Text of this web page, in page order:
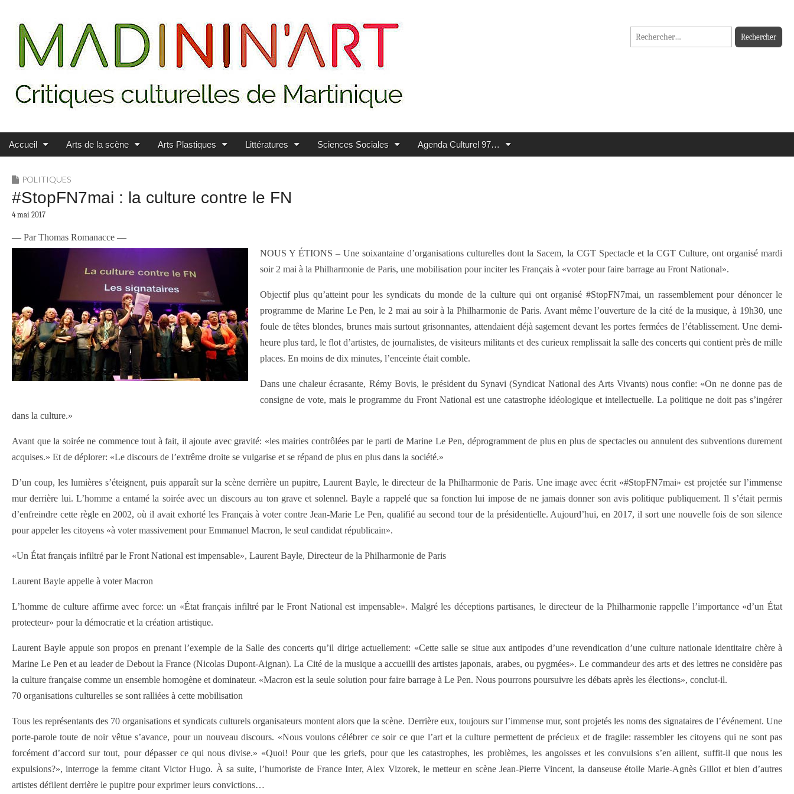
MADININ'ART
Rechercher :
Main menu
Skip to content
Accueil Arts de la scène Arts Plastiques Littératures Sciences Sociales Agenda Culturel 97…
POLITIQUES
#StopFN7mai : la culture contre le FN
4 mai 2017
— Par Thomas Romanacce —
NOUS Y ÉTIONS – Une soixantaine d’organisations culturelles dont la Sacem, la CGT Spectacle et la CGT Culture, ont organisé mardi
soir 2 mai à la Philharmonie de Paris, une mobilisation pour inciter les Français à «voter pour faire barrage au Front National».
Objectif plus qu’atteint pour les syndicats du monde de la culture qui ont organisé #StopFN7mai, un rassemblement pour dénoncer le
programme de Marine Le Pen, le 2 mai au soir à la Philharmonie de Paris. Avant même l’ouverture de la cité de la musique, à 19h30, une
foule de têtes blondes, brunes mais surtout grisonnantes, attendaient déjà sagement devant les portes fermées de l’établissement. Une demi-
heure plus tard, le flot d’artistes, de journalistes, de visiteurs militants et des curieux remplissait la salle des concerts qui contient près de mille
places. En moins de dix minutes, l’enceinte était comble.
Dans une chaleur écrasante, Rémy Bovis, le président du Synavi (Syndicat National des Arts Vivants) nous confie: «On ne donne pas de
consigne de vote, mais le programme du Front National est une catastrophe idéologique et intellectuelle. La politique ne doit pas s’ingérer
dans la culture.»
Avant que la soirée ne commence tout à fait, il ajoute avec gravité: «les mairies contrôlées par le parti de Marine Le Pen, déprogramment de plus en plus de spectacles ou annulent des subventions durement
acquises.» Et de déplorer: «Le discours de l’extrême droite se vulgarise et se répand de plus en plus dans la société.»
D’un coup, les lumières s’éteignent, puis apparaît sur la scène derrière un pupitre, Laurent Bayle, le directeur de la Philharmonie de Paris. Une image avec écrit «#StopFN7mai» est projetée sur l’immense
mur derrière lui. L’homme a entamé la soirée avec un discours au ton grave et solennel. Bayle a rappelé que sa fonction lui impose de ne jamais donner son avis politique publiquement. Il s’était permis
d’enfreindre cette règle en 2002, où il avait exhorté les Français à voter contre Jean-Marie Le Pen, qualifié au second tour de la présidentielle. Aujourd’hui, en 2017, il sort une nouvelle fois de son silence
pour appeler les citoyens «à voter massivement pour Emmanuel Macron, le seul candidat républicain».
«Un État français infiltré par le Front National est impensable», Laurent Bayle, Directeur de la Philharmonie de Paris
Laurent Bayle appelle à voter Macron
L’homme de culture affirme avec force: un «État français infiltré par le Front National est impensable». Malgré les déceptions partisanes, le directeur de la Philharmonie rappelle l’importance «d’un État
protecteur» pour la démocratie et la création artistique.
Laurent Bayle appuie son propos en prenant l’exemple de la Salle des concerts qu’il dirige actuellement: «Cette salle se situe aux antipodes d’une revendication d’une culture nationale identitaire chère à
Marine Le Pen et au leader de Debout la France (Nicolas Dupont-Aignan). La Cité de la musique a accueilli des artistes japonais, arabes, ou pygmées». Le commandeur des arts et des lettres ne considère pas
la culture française comme un ensemble homogène et dominateur. «Macron est la seule solution pour faire barrage à Le Pen. Nous pourrons poursuivre les débats après les élections», conclut-il.
70 organisations culturelles se sont ralliées à cette mobilisation
Tous les représentants des 70 organisations et syndicats culturels organisateurs montent alors que la scène. Derrière eux, toujours sur l’immense mur, sont projetés les noms des signataires de l’événement. Une
porte-parole toute de noir vêtue s’avance, pour un nouveau discours. «Nous voulons célébrer ce soir ce que l’art et la culture permettent de précieux et de fragile: rassembler les citoyens qui ne sont pas
forcément d’accord sur tout, pour dépasser ce qui nous divise.» «Quoi! Pour que les griefs, pour que les catastrophes, les problèmes, les angoisses et les convulsions s’en aillent, suffit-il que nous les
expulsions?», interroge la femme citant Victor Hugo. À sa suite, l’humoriste de France Inter, Alex Vizorek, le metteur en scène Jean-Pierre Vincent, la danseuse étoile Marie-Agnès Gillot et bien d’autres
artistes défilent derrière le pupitre pour exprimer leurs convictions…